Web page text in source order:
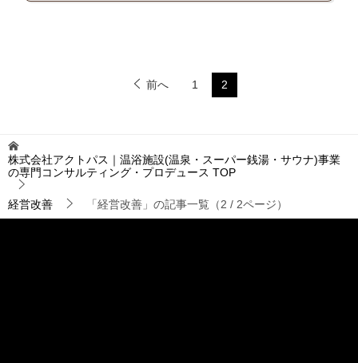
前へ 1 2
株式会社アクトパス｜温浴施設(温泉・スーパー銭湯・サウナ)事業
の専門コンサルティング・プロデュース TOP
経営改善 「経営改善」の記事一覧（2 / 2ページ）